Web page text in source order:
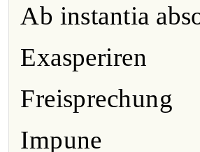
Ab instantia
Exasperiren
Freisprechung
Impune